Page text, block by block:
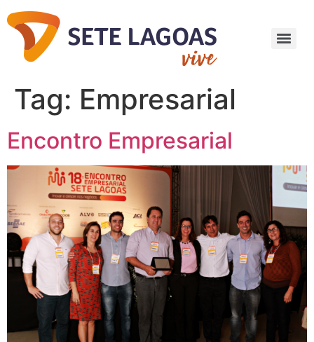
Tag: Empresarial
Encontro Empresarial